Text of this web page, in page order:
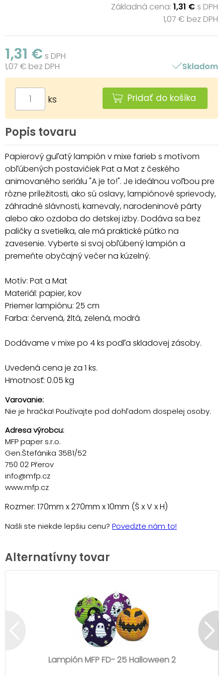
Základná cena: 1,31 € s DPH
1,07 € bez DPH
1,31 € s DPH
1,07 € bez DPH
Skladom
ks Pridať do košíka
Popis tovaru
Papierový guľatý lampión v mixe farieb s motívom
obľúbených postavičiek Pat a Mat z českého
animovaného seriálu "A je to!". Je ideálnou voľbou pre
rôzne príležitosti, ako sú oslavy, lampiónové sprievody,
záhradné slávnosti, karnevaly, narodeninové párty
alebo ako ozdoba do detskej izby. Dodáva sa bez
paličky a svetielka, ale má praktické pútko na
zavesenie. Vyberte si svoj obľúbený lampión a
premeňte obyčajný večer na kúzelný.
Motív: Pat a Mat
Materiál: papier, kov
Priemer lampiónu: 25 cm
Farba: červená, žltá, zelená, modrá
Dodávame v mixe po 4 ks podľa skladovej zásoby.
Uvedená cena je za 1 ks.
Hmotnosť: 0.05 kg
Varovanie:
Nie je hračka! Používajte pod dohľadom dospelej osoby.
Adresa výrobcu:
MFP paper s.r.o.
Gen.Štefánika 3581/52
750 02 Přerov
info@mfp.cz
www.mfp.cz
Rozmer: 170mm x 270mm x 10mm (Š x V x H)
Našli ste niekde lepšiu cenu? Povedzte nám to!
Alternatívny tovar
Lampión MFP FD- 25 Halloween 2